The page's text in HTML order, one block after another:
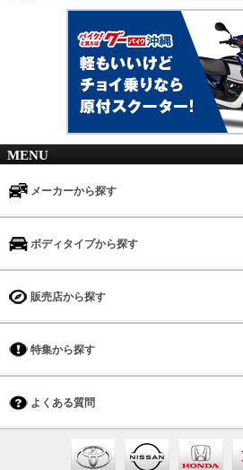
MENU
メーカーから探す
ボディタイプから探す
販売店から探す
特集から探す
よくある質問